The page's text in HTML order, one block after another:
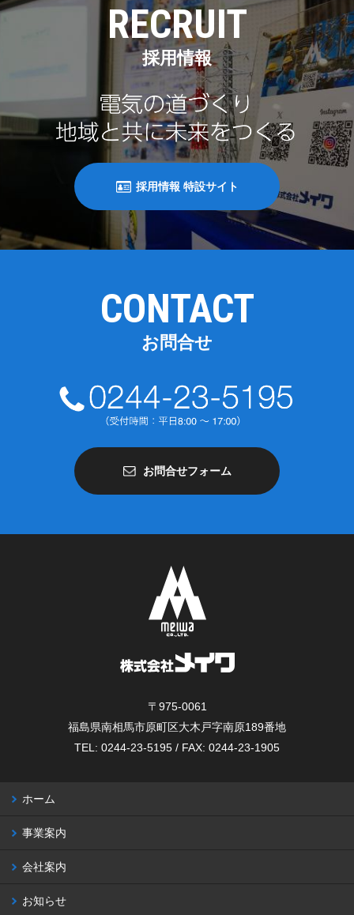
RECRUIT
採用情報
採用情報 特設サイト
CONTACT
お問合せ
お問合せフォーム
〒975-0061
福島県南相馬市原町区大木戸字南原189番地
TEL: 0244-23-5195 / FAX: 0244-23-1905
ホーム
事業案内
会社案内
お知らせ